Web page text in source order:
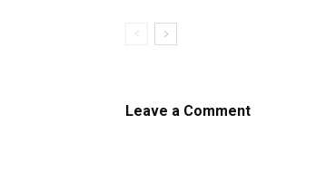
Leave a Comment